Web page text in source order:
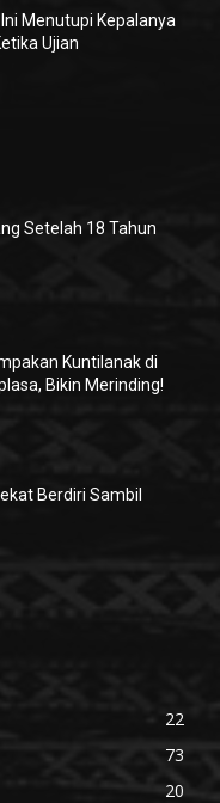
Menutupi Kepalanya
Ujian
Setelah 18 Tahun
Kuntilanak di
Bikin Merinding!
Berdiri Sambil
22
73
20